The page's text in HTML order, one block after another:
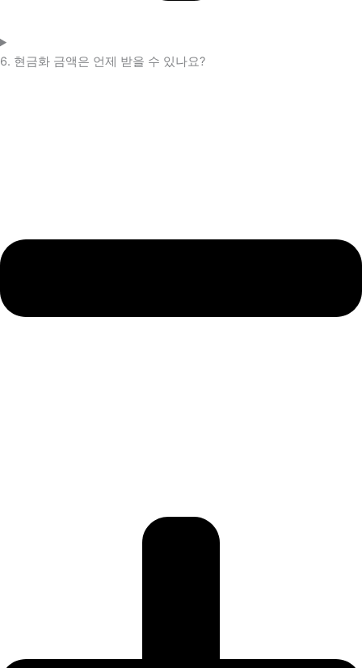
6. 현금화 금액은 언제 받을 수 있나요?